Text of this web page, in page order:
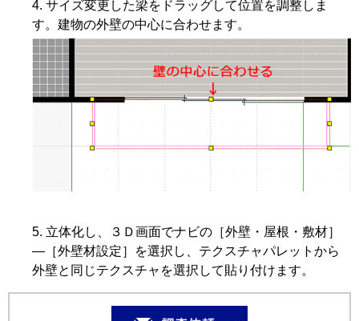
サイズ変更した梁をドラッグして位置を調整しま
す。建物の外壁の中心に合わせます。
立体化し、３Ｄ画面でナビの［外壁・屋根・敷材］
―［外壁材設定］を選択し、テクスチャパレットから
外壁と同じテクスチャを選択して貼り付けます。